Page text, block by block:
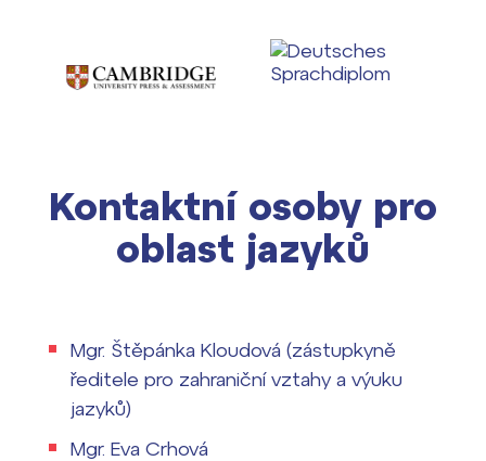
Kontaktní osoby pro
oblast jazyků
Mgr. Štěpánka Kloudová (zástupkyně
ředitele pro zahraniční vztahy a výuku
jazyků)
Mgr. Eva Crhová